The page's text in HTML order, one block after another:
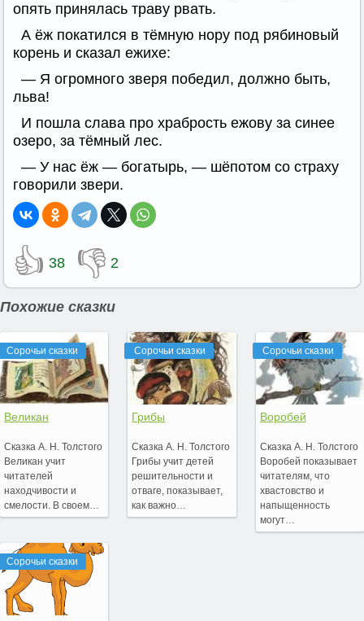
опять принялась траву рвать.
А ёж покатился в тёмную нору под рябиновый
корень и сказал ежихе:
— Я огромного зверя победил, должно быть,
льва!
И пошла слава про храбрость ежову за синее
озеро, за тёмный лес.
— У нас ёж — богатырь, — шёпотом со страху
говорили звери.
👍 38 👎 2
Похожие сказки
Сорочьи сказки
Великан
Сказка А. Н. Толстого
Великан учит
читателей
находчивости и
смелости. В своем…
Сорочьи сказки
Сорочьи сказки
Грибы
Сказка А. Н. Толстого
Грибы учит детей
решительности и
отваге, показывает,
как важно…
Сорочьи сказки
Воробей
Сказка А. Н. Толстого
Воробей показывает
читателям, что
хвастовство и
напыщенность
могут…